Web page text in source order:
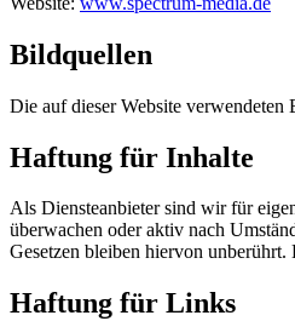
Bildquellen
Die auf dieser Website
Haftung für Inhalte
Als Diensteanbieter sind wir für
überwachen oder aktiv nach
Gesetzen bleiben hiervon
Haftung für Links